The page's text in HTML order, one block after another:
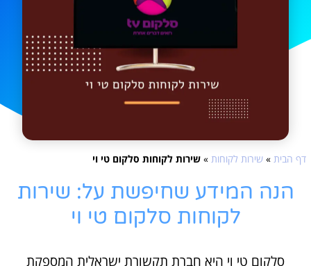
דף הבית » שירות לקוחות » שירות לקוחות סלקום טי וי
הנה המידע שחיפשת על: שירות
לקוחות סלקום טי וי
סלקום טי וי היא חברת תקשורת ישראלית המספקת